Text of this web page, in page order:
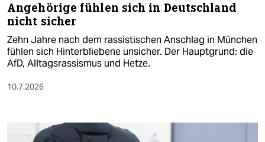
Angehörige fühlen sich in Deutschland
nicht sicher
Zehn Jahre nach dem rassistischen Anschlag in München
fühlen sich Hinterbliebene unsicher. Der Hauptgrund: die
AfD, Alltagsrassismus und Hetze.
10.7.2026